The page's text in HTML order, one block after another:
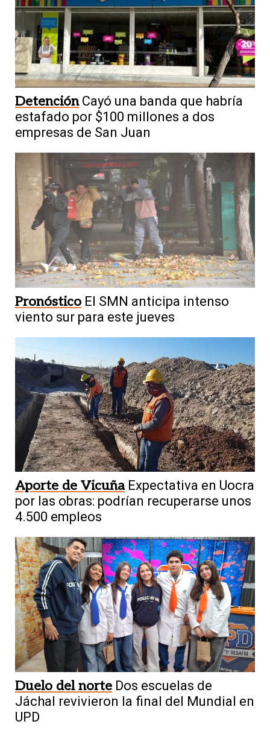
Detención Cayó una banda que habría
estafado por $100 millones a dos
empresas de San Juan
Pronóstico El SMN anticipa intenso
viento sur para este jueves
Aporte de Vicuña Expectativa en Uocra
por las obras: podrían recuperarse unos
4.500 empleos
Duelo del norte Dos escuelas de
Jáchal revivieron la final del Mundial en
UPD